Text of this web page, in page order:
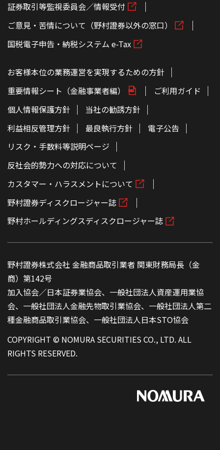
証券取引等監視委員会／情報受付
ご意見・苦情について（野村證券以外の窓口）
国税電子申告・納税システム e-Tax
お客様本位の業務運営を実現するための方針
重要情報シート（金融事業者編）
ご利用ガイド
個人情報保護方針
当社の勧誘方針
利益相反管理方針
最良執行方針
電子公告
リスク・手数料等説明ページ
反社会的勢力への対応について
カスタマー・ハラスメントについて
野村證券ディスクロージャー誌
野村ホールディングスディスクロージャー誌
野村證券株式会社 金融商品取引業者 関東財務局長（金
商）第142号
加入協会／日本証券業協会、一般社団法人資産運用業協
会、一般社団法人金融先物取引業協会、一般社団法人第二
種金融商品取引業協会、一般社団法人日本STO協会
COPYRIGHT © NOMURA SECURITIES CO., LTD. ALL
RIGHTS RESERVED.